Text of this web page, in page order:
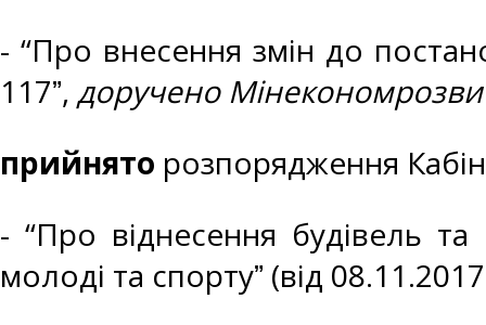
- “Про внесення змін до
117ˮ, доручено
прийнято розпорядження
- “Про віднесення будівель
молоді та спортуˮ (від